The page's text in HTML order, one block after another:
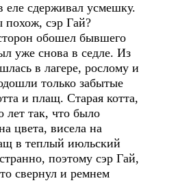
еле сдерживал усмешку.
похож, сэр Гай?
обошел бывшего
уже снова в седле. Из
в лагере, рослому и
только забытые
и плащ. Старая котта,
лет так, что было
цвета, висела на
в теплый июльский
поэтому сэр Гай,
свернул и ремнем